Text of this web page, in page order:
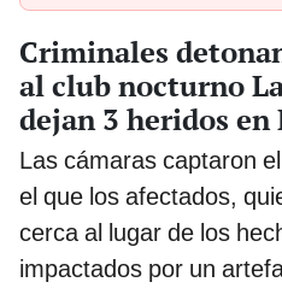
Criminales
al club nocturno
dejan 3 heridos en
Las cámaras captaron
el que los afectados,
cerca al lugar de los
impactados por un